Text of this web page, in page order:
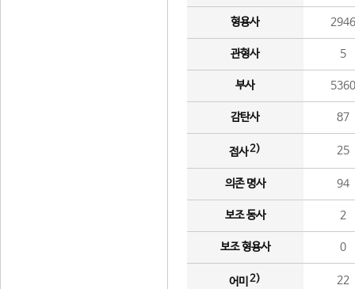
형용사 2946
관형사 5
부사 5360
감탄사 87
접사2) 25
의존 명사 94
보조 동사 2
보조 형용사 0
어미 2) 22